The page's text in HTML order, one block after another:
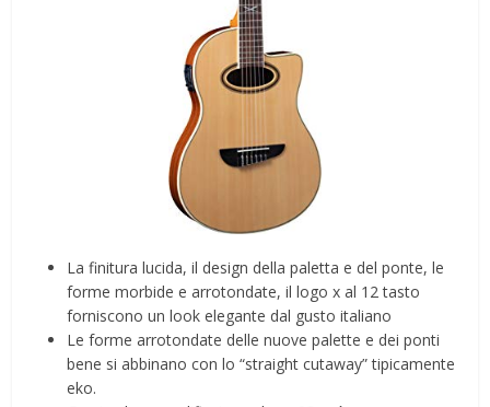
La finitura lucida, il design della paletta e del ponte, le
forme morbide e arrotondate, il logo x al 12 tasto
forniscono un look elegante dal gusto italiano
Le forme arrotondate delle nuove palette e dei ponti
bene si abbinano con lo “straight cutaway” tipicamente
eko.